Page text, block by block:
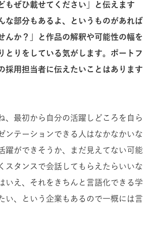
もぜひ載せてください」と伝えます
な部分もあるよ、というものがあれば
んか？」と作品の解釈や可能性の幅を
とりをしている気がします。ポートフ
採用担当者に伝えたいことはあります
、最初から自分の活躍しどころを自ら
ンテーションできる人はなかなかいな
躍ができそうか、まだ見えてない可能
スタンスで会話してもらえたらいいな
いえ、それをきちんと言語化できる学
い、という企業もあるので一概には言